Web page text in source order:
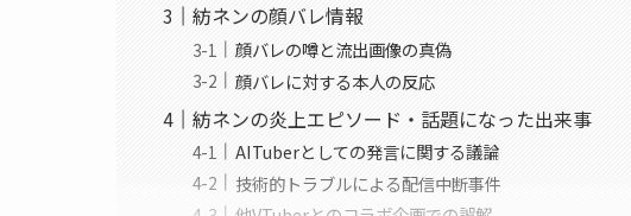
紡ネンの顔バレ情報
顔バレの噂と流出画像の真偽
顔バレに対する本人の反応
紡ネンの炎上エピソード・話題になった出来事
AITuberとしての発言に関する議論
技術的トラブルによる配信中断事件